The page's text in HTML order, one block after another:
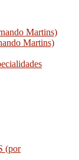
Martins)
Martins)
(por